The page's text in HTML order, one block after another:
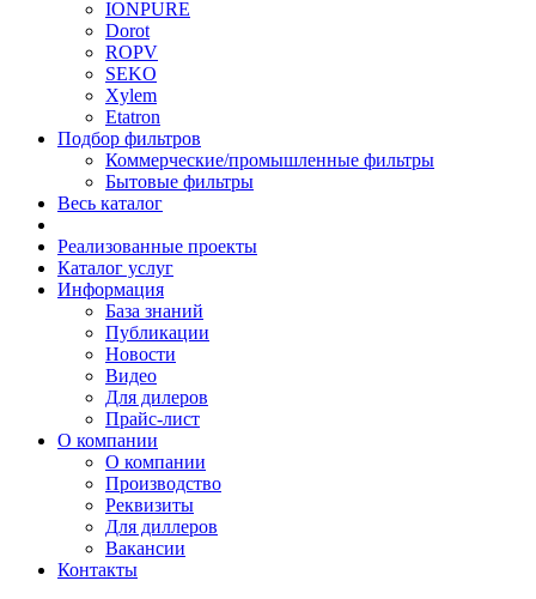
IONPURE
Dorot
ROPV
SEKO
Xylem
Etatron
Подбор фильтров
Коммерческие/промышленные фильтры
Бытовые фильтры
Весь каталог
Реализованные проекты
Каталог услуг
Информация
База знаний
Публикации
Новости
Видео
Для дилеров
Прайс-лист
О компании
О компании
Производство
Реквизиты
Для диллеров
Вакансии
Контакты